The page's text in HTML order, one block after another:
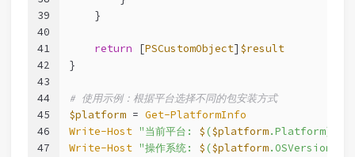
39
40
41
42
43
44
45
46
47
    }
return [PSCustomObject] $result
}
# 使用示例：根据平台选择不同的包安装方式
$platform = Get-PlatformInfo
Write-Host "当前平台: $ ($platform.Platform) (
Write-Host "操作系统: $ ($platform.OSVersion)"